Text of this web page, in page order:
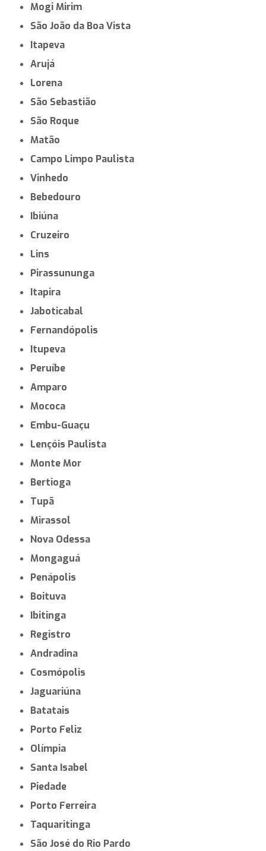
Mogi Mirim
São João da Boa Vista
Itapeva
Arujá
Lorena
São Sebastião
São Roque
Matão
Campo Limpo Paulista
Vinhedo
Bebedouro
Ibiúna
Cruzeiro
Lins
Pirassununga
Itapira
Jaboticabal
Fernandópolis
Itupeva
Peruíbe
Amparo
Mococa
Embu-Guaçu
Lençóis Paulista
Monte Mor
Bertioga
Tupã
Mirassol
Nova Odessa
Mongaguá
Penápolis
Boituva
Ibitinga
Registro
Andradina
Cosmópolis
Jaguariúna
Batatais
Porto Feliz
Olímpia
Santa Isabel
Piedade
Porto Ferreira
Taquaritinga
São José do Rio Pardo